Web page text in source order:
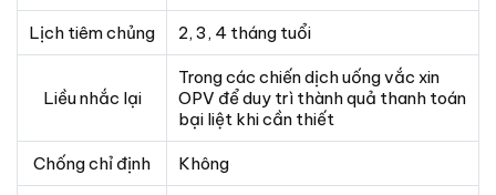
Lịch tiêm chủng 2, 3, 4 tháng tuổi
Liều nhắc lại
Trong các chiến dịch uống vắc xin
OPV để duy trì thành quả thanh toán
bại liệt khi cần thiết
Chống chỉ định Không